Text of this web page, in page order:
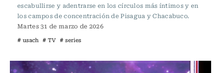
escabullirse y adentrarse en los círculos más íntimos y en
los campos de concentración de Pisagua y Chacabuco.
Martes 31 de marzo de 2026
# usach # TV # series